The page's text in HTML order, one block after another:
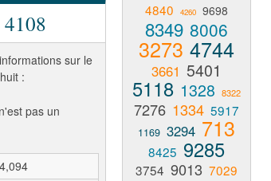
sur le
:
pas un
4840 4260 9698
8349 8006
3273 4744
3661 5401
5118 1328 8322
7276 1334 5917
1169 3294 713
8425 9285
3754 9013 7029